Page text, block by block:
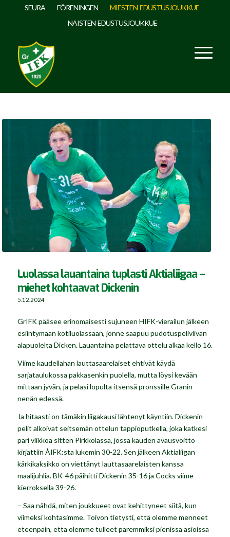
SEURA FÖRENINGEN
MIESTEN EDUSTUSJOUKKUE
NAISTEN EDUSTUSJOUKKUE
Luolassa lauantaina tuplasti Aktialiigaa –
miehet kohtaavat Dickenin
5.12.2024
GrIFK pääsee erinomaisesti sujuneen HIFK-vierailun jälkeen
esiintymään kotiluolassaan, jonne saapuu pudotuspeliviivan
alapuolelta Dicken. Lauantaina pelattava ottelu alkaa kello 16.
Viime kaudellahan lauttasaarelaiset ehtivät käydä
sarjataulukossa pakkasenkin puolella, mutta löysi kevään
mittaan jyvän, ja pelasi lopulta itsensä pronssille Granin
nenän edessä.
Ja hitaasti on tämäkin liigakausi lähtenyt käyntiin. Dickenin
pelit alkoivat seitsemän ottelun tappioputkella, joka katkesi
pari viikkoa sitten Pirkkolassa, jossa kauden avausvoitto
kirjattiin ÅIFK:sta lukemin 30-22. Sen jälkeen Aktialiigan
kärkikaksikko on viettänyt lauttasaarelaisten kanssa
maalijuhlia. BK-46 päihitti Dickenin 35-16 ja Cocks viime
kierroksella 39-26.
– Saa nähdä, miten joukkueet ovat kehittyneet siitä, kun
viimeksi kohtasimme. Toivon tietysti, että olemme menneet
eteenpäin, että olemme tulleet paremmiksi pienissä asioissa